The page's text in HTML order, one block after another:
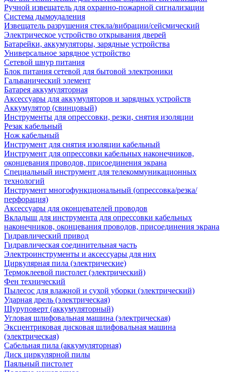
Ручной извещатель для охранно-пожарной сигнализации
Система дымоудаления
Извещатель разрушения стекла/вибрации/сейсмический
Электрическое устройство открывания дверей
Батарейки, аккумуляторы, зарядные устройства
Универсальное зарядное устройство
Сетевой шнур питания
Блок питания сетевой для бытовой электроники
Гальванический элемент
Батарея аккумуляторная
Аксессуары для аккумуляторов и зарядных устройств
Аккумулятор (свинцовый)
Инструменты для опрессовки, резки, снятия изоляции
Резак кабельный
Нож кабельный
Инструмент для снятия изоляции кабельный
Инструмент для опрессовки кабельных наконечников,
оконцевания проводов, присоединения экрана
Специальный инструмент для телекоммуникационных
технологий
Инструмент многофункциональный (опрессовка/резка/
перфорация)
Аксессуары для оконцевателей проводов
Вкладыш для инструмента для опрессовки кабельных
наконечников, оконцевания проводов, присоединения экрана
Гидравлический привод
Гидравлическая соединительная часть
Электроинструменты и аксессуары для них
Циркулярная пила (электрические)
Термоклеевой пистолет (электрический)
Фен технический
Пылесос для влажной и сухой уборки (электрический)
Ударная дрель (электрическая)
Шуруповерт (аккумуляторный)
Угловая шлифовальная машина (электрическая)
Эксцентриковая дисковая шлифовальная машина
(электрическая)
Сабельная пила (аккумуляторная)
Диск циркулярной пилы
Паяльный пистолет